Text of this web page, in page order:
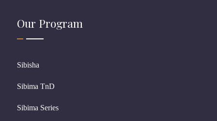
Our Program
Sibisha
Sibima TnD
Sibima Series